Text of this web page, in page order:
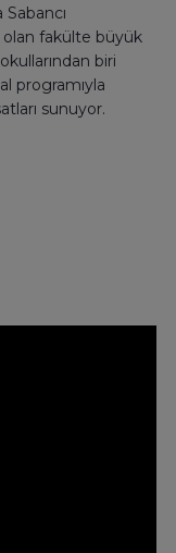
fakülte büyük
biri
programıyla
sunuyor.